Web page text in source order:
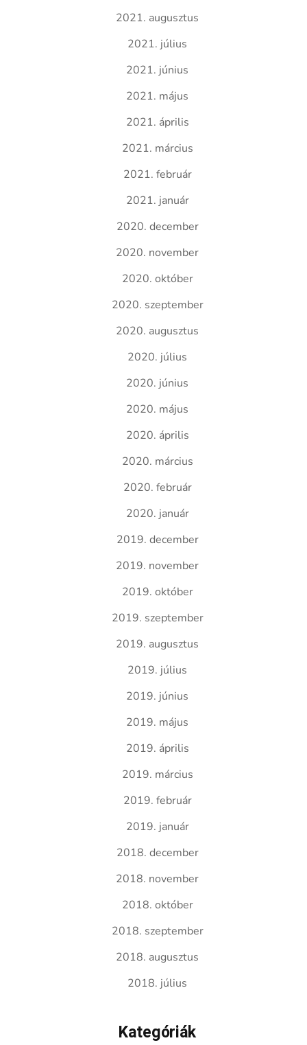
2021. augusztus
2021. július
2021. június
2021. május
2021. április
2021. március
2021. február
2021. január
2020. december
2020. november
2020. október
2020. szeptember
2020. augusztus
2020. július
2020. június
2020. május
2020. április
2020. március
2020. február
2020. január
2019. december
2019. november
2019. október
2019. szeptember
2019. augusztus
2019. július
2019. június
2019. május
2019. április
2019. március
2019. február
2019. január
2018. december
2018. november
2018. október
2018. szeptember
2018. augusztus
2018. július
Kategóriák